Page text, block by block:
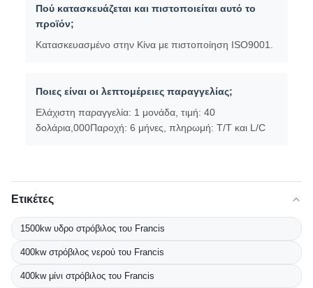
Πού κατασκευάζεται και πιστοποιείται αυτό το
προϊόν;
Κατασκευασμένο στην Κίνα με πιστοποίηση ISO9001.
Ποιες είναι οι λεπτομέρειες παραγγελίας;
Ελάχιστη παραγγελία: 1 μονάδα, τιμή: 40
δολάρια,000Παροχή: 6 μήνες, πληρωμή: T/T και L/C
Ετικέτες
1500kw υδρο στρόβιλος του Francis
400kw στρόβιλος νερού του Francis
400kw μίνι στρόβιλος του Francis